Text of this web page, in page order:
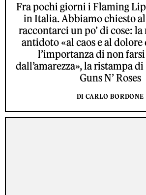
Fra pochi giorni i Flaming
in Italia. Abbiamo chiesto
raccontarci un po’ di cose:
antidoto «al caos e al
l’importanza di non
dall’amarezza», la ristampa
Guns N’ Roses
DI CARLO BORDONE